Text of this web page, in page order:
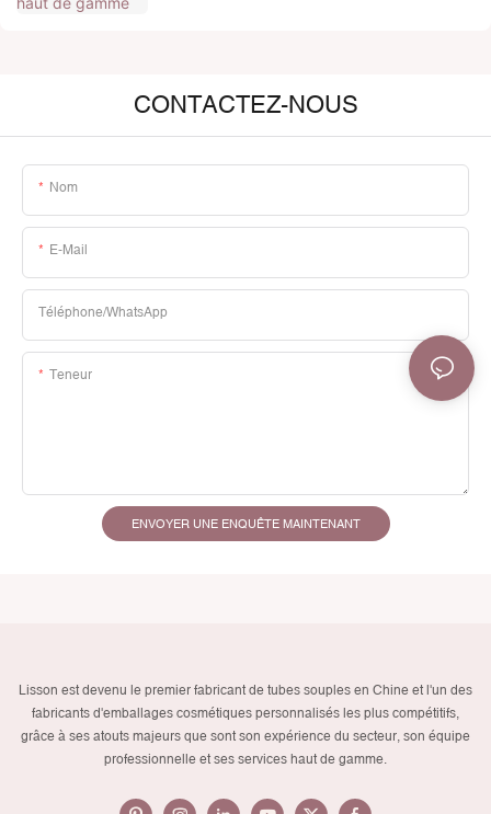
CONTACTEZ-NOUS
Nom
E-Mail
Téléphone/WhatsApp
Teneur
ENVOYER UNE ENQUÊTE MAINTENANT
Lisson est devenu le premier fabricant de tubes souples en Chine et l'un des
fabricants d'emballages cosmétiques personnalisés les plus compétitifs,
grâce à ses atouts majeurs que sont son expérience du secteur, son équipe
professionnelle et ses services haut de gamme.